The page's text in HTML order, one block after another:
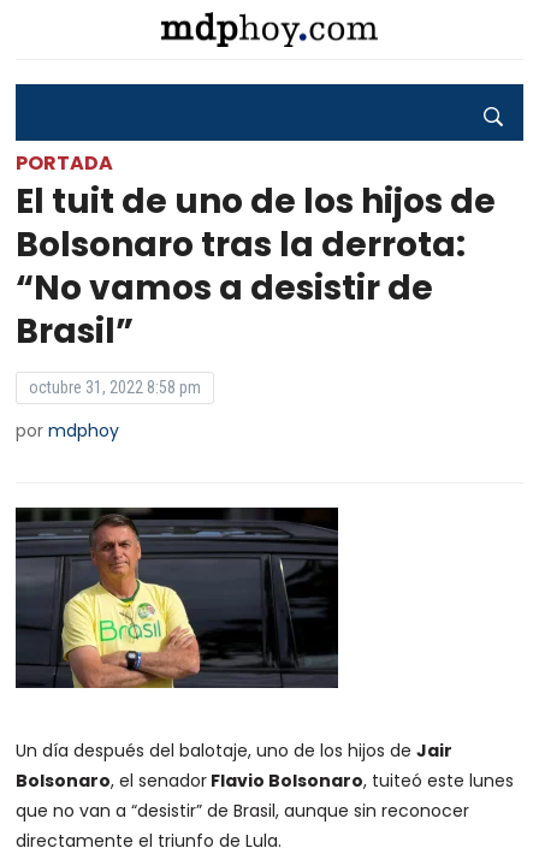
PORTADA
El tuit de uno de los hijos de
Bolsonaro tras la derrota:
“No vamos a desistir de
Brasil”
octubre 31, 2022 8:58 pm
pormdphoy
Un día después del balotaje, uno de los hijos deJair
Bolsonaro, el senador Flavio Bolsonaro, tuiteó este lunes
que no van a “desistir” de Brasil, aunque sin reconocer
directamente el triunfo de Lula.